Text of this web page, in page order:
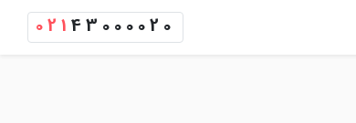
021 43000020